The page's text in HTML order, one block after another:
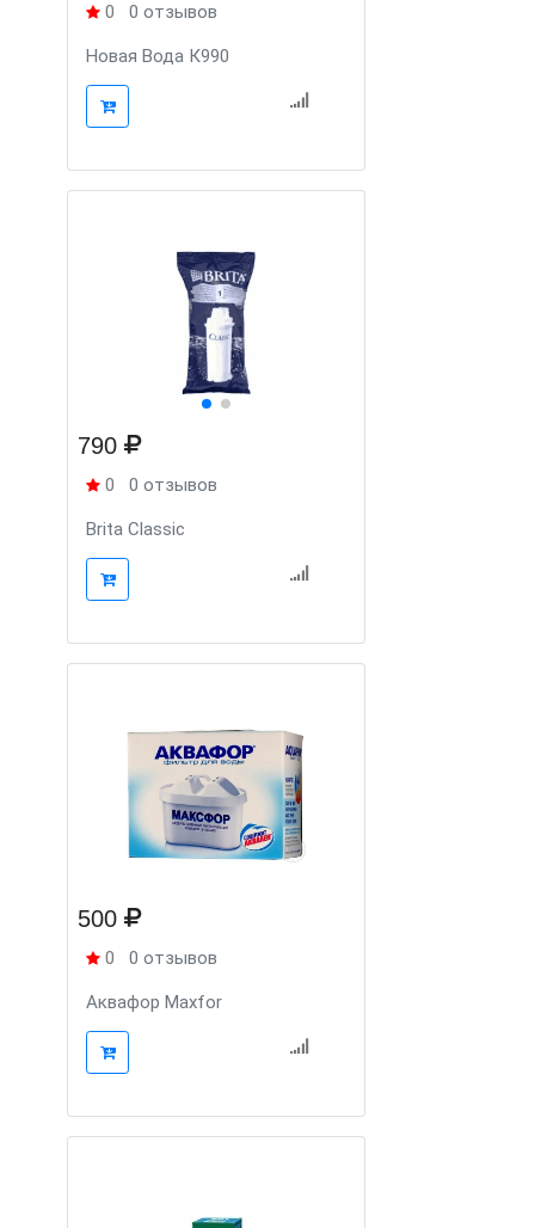
0 0 отзывов
Новая Вода К990
790
0 0 отзывов
Brita Classic
500
0 0 отзывов
Аквафор Maxfor